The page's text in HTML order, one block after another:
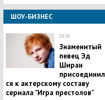
ШОУ-БИЗНЕС
23:50
Знаменитый
певец Эд
Ширан
присоединил
ся к актерскому составу
сериала "Игра престолов"